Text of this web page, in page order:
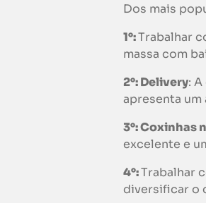
Dos mais
1°:Trabalhar
massa com
2°: Delivery:
apresenta
3°: Coxinhas
excelente e
4°:Trabalhar
diversificar o